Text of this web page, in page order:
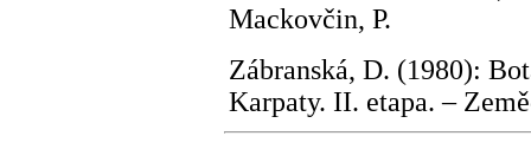
Mackovčin, P.
Zábranská, D. (1980):
Karpaty. II. etapa. –